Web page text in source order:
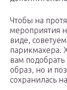
Чтобы на
мероприятия
виде,
парикмахера.
вам
образ, но и
сохранилась